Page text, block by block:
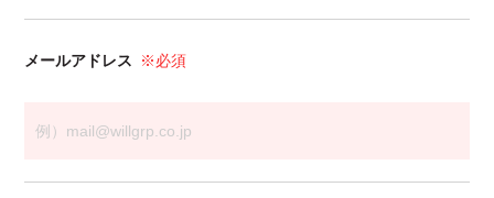
メールアドレス ※必須